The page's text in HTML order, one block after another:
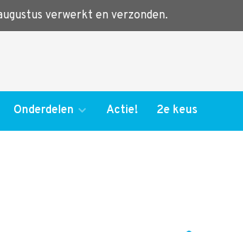
verwerkt en verzonden.
Onderdelen Actie! 2e keus